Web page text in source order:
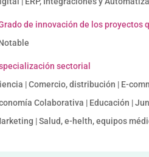
de innovación de los proyectos
sectorial
| Comercio, distribución | E-
Colaborativa | Educación |
| Salud, e-helth, equipos